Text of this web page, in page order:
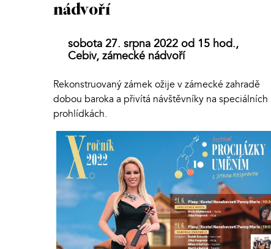
nádvoří
sobota 27. srpna 2022 od 15 hod.,
Cebiv, zámecké nádvoří
Rekonstruovaný zámek ožije v zámecké zahradě
dobou baroka a přivítá návštěvníky na speciálních
prohlídkách.